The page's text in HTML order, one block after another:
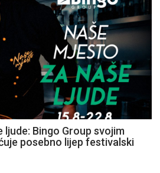
ljude: Bingo Group svojim
posebno lijep festivalski